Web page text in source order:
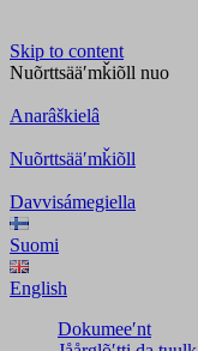
Skip to content
Nuõrttsääʹmǩiõll nuo
Anarâškielâ
Nuõrttsääʹmǩiõll
Davvisámegiella
Suomi
English
Dokumeeʹnt